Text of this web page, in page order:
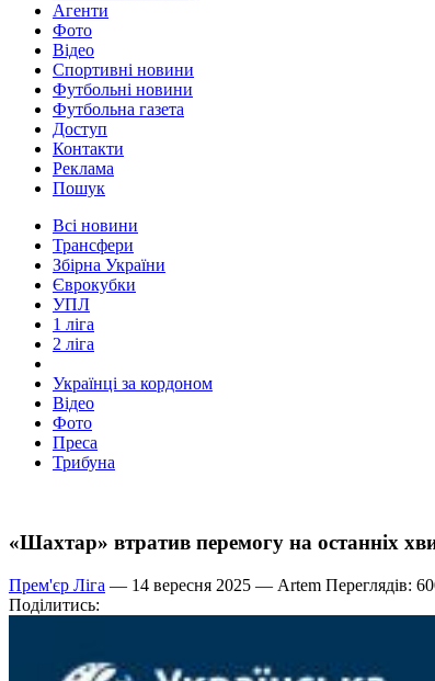
Агенти
Фото
Відео
Спортивні новини
Футбольні новини
Футбольна газета
Доступ
Контакти
Реклама
Пошук
Всі новини
Трансфери
Збірна України
Єврокубки
УПЛ
1 ліга
2 ліга
Українці за кордоном
Відео
Фото
Преса
Трибуна
«Шахтар» втратив перемогу на останніх
Прем'єр Ліга — 14 вересня 2025 — Artem Переглядів:
Поділитись: